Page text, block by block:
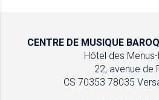
CENTRE DE MUSIQUE
Hôtel des
22, avenue de
CS 70353 78035